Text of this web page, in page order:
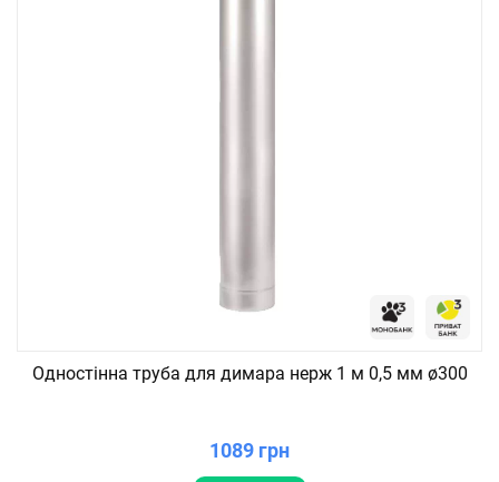
Одностінна труба для димара нерж 1 м 0,5 мм ø300
1089 грн